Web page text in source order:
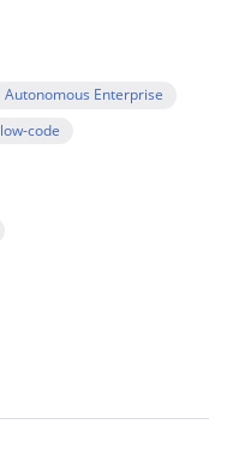
Autonomous Enterprise
code